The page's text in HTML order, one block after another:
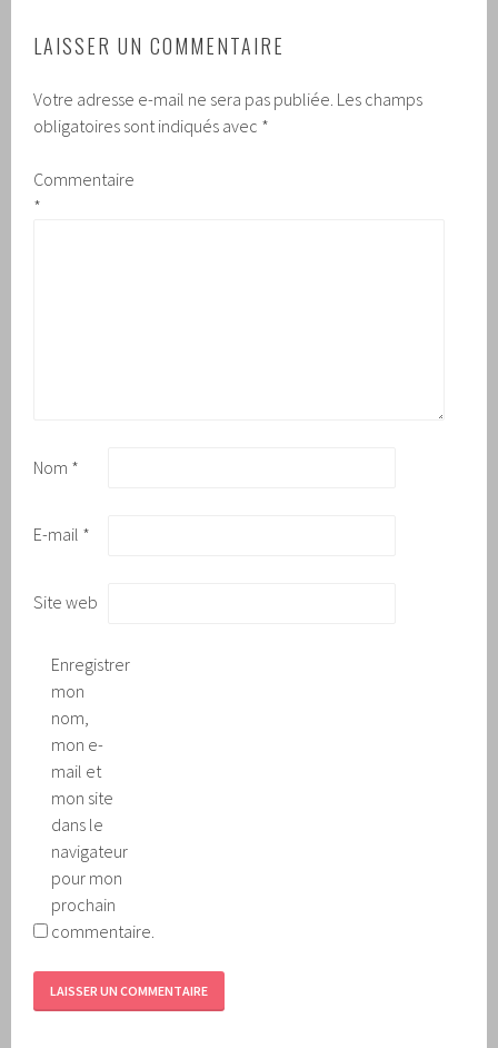
LAISSER UN COMMENTAIRE
Votre adresse e-mail ne sera pas publiée. Les champs
obligatoires sont indiqués avec *
Commentaire
*
Nom *
E-mail *
Site web
Enregistrer
mon
nom,
mon e-
mail et
mon site
dans le
navigateur
pour mon
prochain
commentaire.